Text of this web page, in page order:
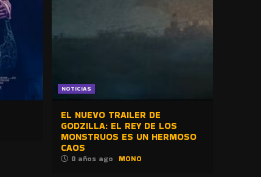
NOTICIAS
EL NUEVO TRAILER DE
GODZILLA: EL REY DE LOS
MONSTRUOS ES UN HERMOSO
CAOS
8 años ago MONO